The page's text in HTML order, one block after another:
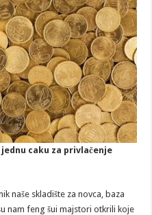
caku za privlačenje
naše skladište za novca, baza
nam feng šui majstori otkrili koje